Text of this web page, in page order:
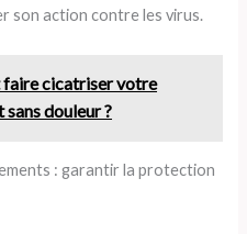
son action contre les virus.
faire cicatriser votre
douleur ?
: garantir la protection